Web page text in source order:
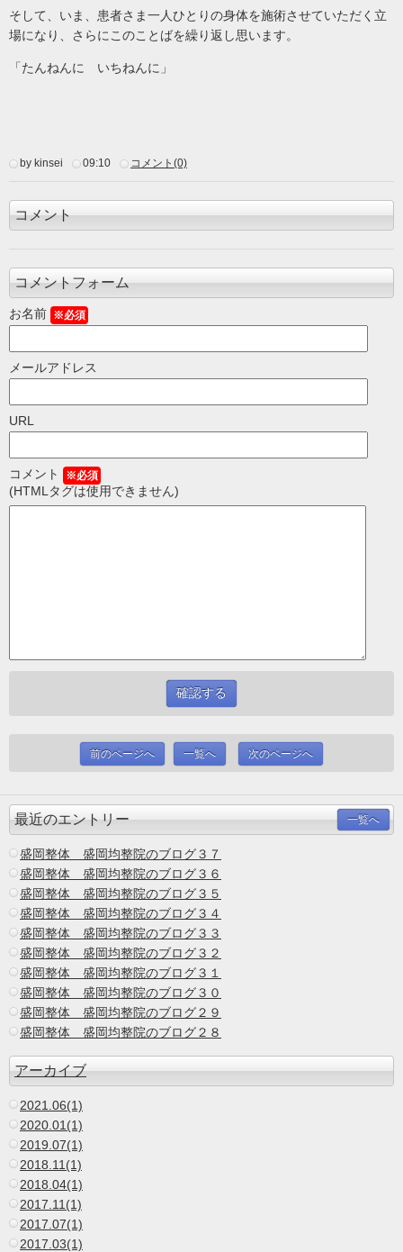
そして、いま、患者さま一人ひとりの身体を施術させていただく立
場になり、さらにこのことばを繰り返し思います。
「たんねんに いちねんに」
by kinsei 09:10 コメント(0)
コメント
コメントフォーム
お名前 ※必須
メールアドレス
URL
コメント ※必須
(HTMLタグは使用できません)
前のページへ 一覧へ 次のページへ
最近のエントリー 一覧へ
盛岡整体 盛岡均整院のブログ３７
盛岡整体 盛岡均整院のブログ３６
盛岡整体 盛岡均整院のブログ３５
盛岡整体 盛岡均整院のブログ３４
盛岡整体 盛岡均整院のブログ３３
盛岡整体 盛岡均整院のブログ３２
盛岡整体 盛岡均整院のブログ３１
盛岡整体 盛岡均整院のブログ３０
盛岡整体 盛岡均整院のブログ２９
盛岡整体 盛岡均整院のブログ２８
アーカイブ
2021.06(1)
2020.01(1)
2019.07(1)
2018.11(1)
2018.04(1)
2017.11(1)
2017.07(1)
2017.03(1)